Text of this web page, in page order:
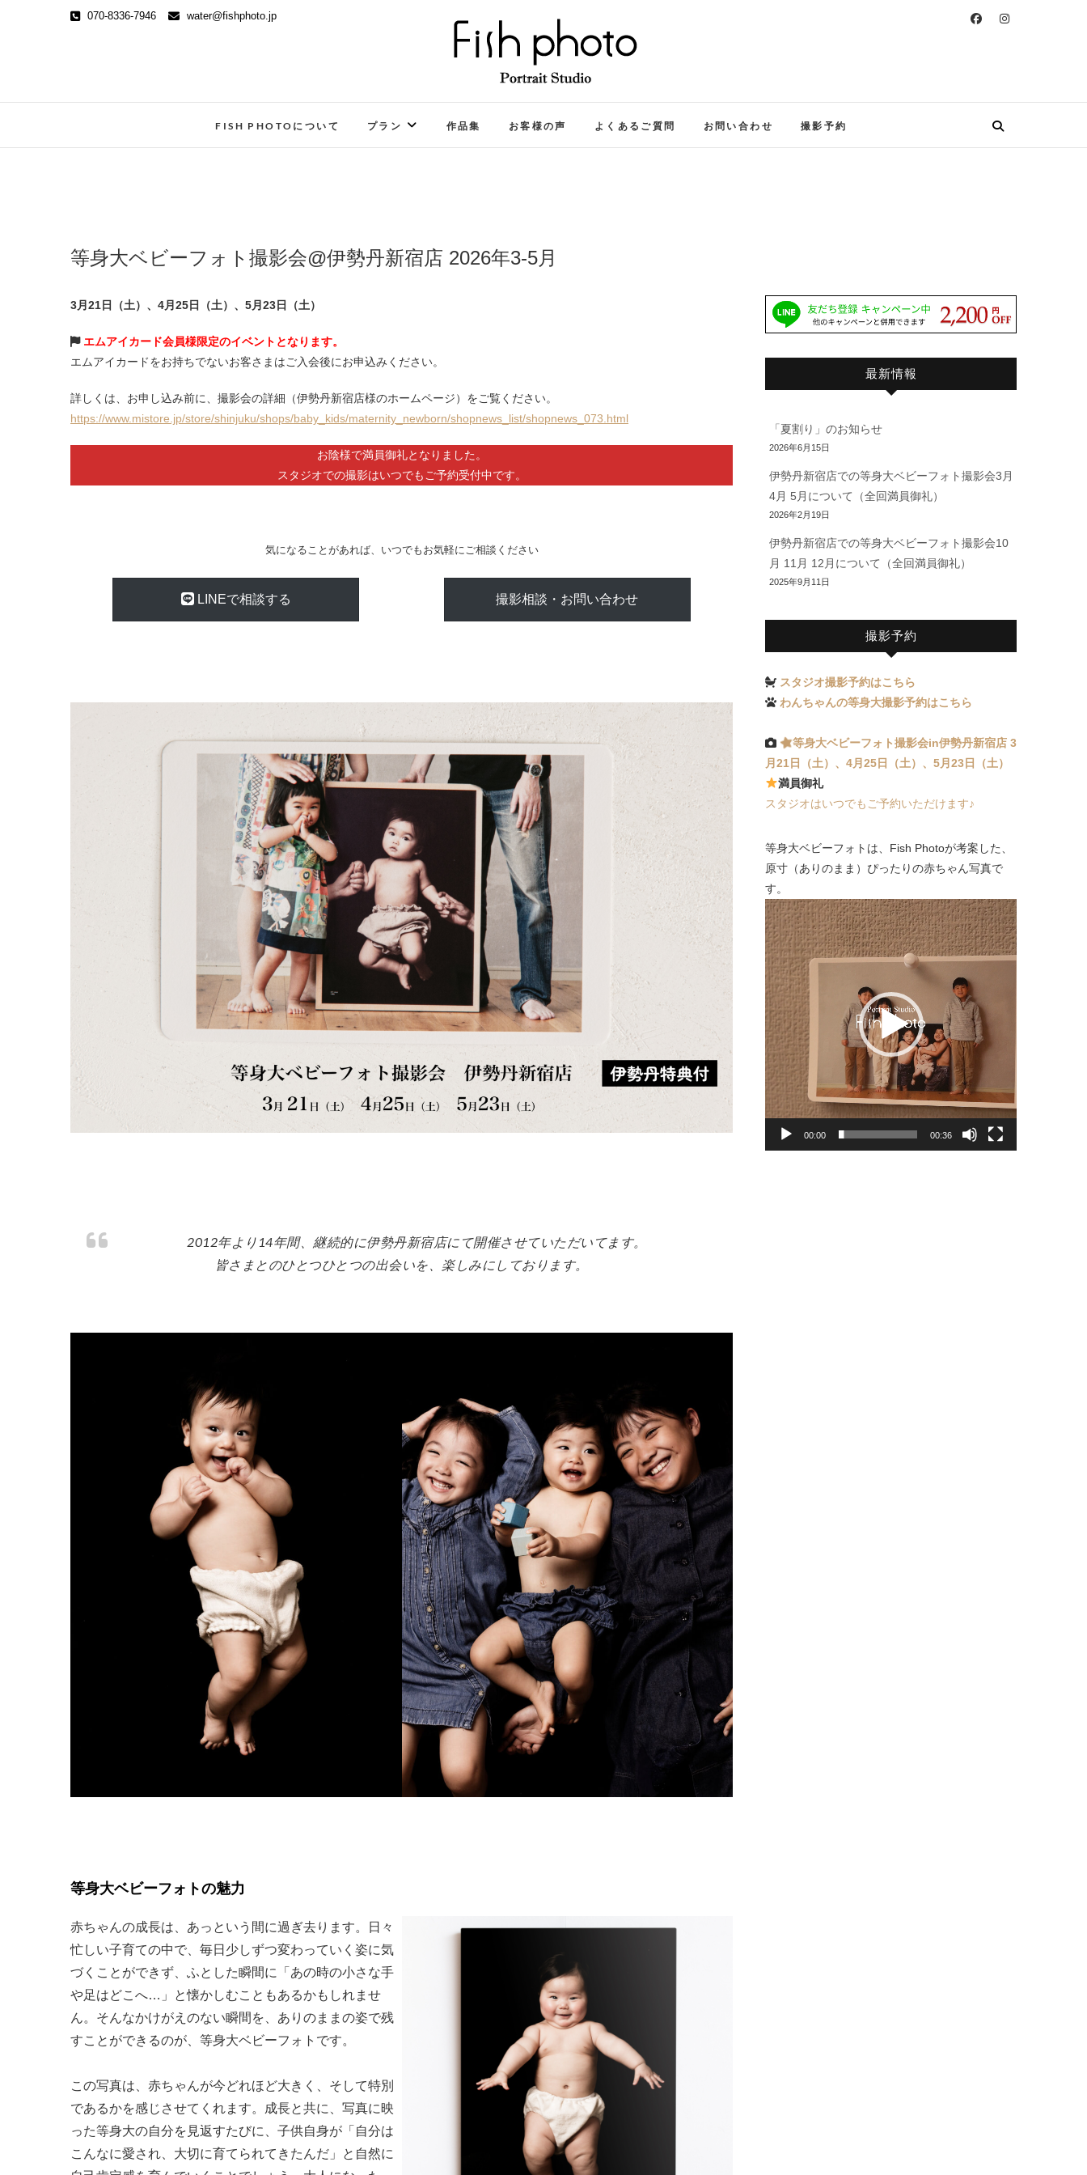
070-8336-7946 water@fishphoto.jp
FISH PHOTO フィッシュフォト
FISH PHOTOについて プラン 作品集 お客様の声 よくあるご質問 お問い合わせ 撮影予約
等身大ベビーフォト撮影会@伊勢丹新宿店 2026年3-5月
3月21日（土）、4月25日（土）、5月23日（土）
エムアイカード会員様限定のイベントとなります。
エムアイカードをお持ちでないお客さまはご入会後にお申込みください。
詳しくは、お申し込み前に、撮影会の詳細（伊勢丹新宿店様のホームページ）をご覧ください。
https://www.mistore.jp/store/shinjuku/shops/baby_kids/maternity_newborn/shopnews_list/shopnews_073.html
お陰様で満員御礼となりました。
スタジオでの撮影はいつでもご予約受付中です。
気になることがあれば、いつでもお気軽にご相談ください
LINEで相談する 撮影相談・お問い合わせ
2012年より14年間、継続的に伊勢丹新宿店にて開催させていただいてます。
皆さまとのひとつひとつの出会いを、楽しみにしております。
等身大ベビーフォトの魅力
赤ちゃんの成長は、あっという間に過ぎ去ります。日々
忙しい子育ての中で、毎日少しずつ変わっていく姿に気
づくことができず、ふとした瞬間に「あの時の小さな手
や足はどこへ…」と懐かしむこともあるかもしれませ
ん。そんなかけがえのない瞬間を、ありのままの姿で残
すことができるのが、等身大ベビーフォトです。
この写真は、赤ちゃんが今どれほど大きく、そして特別
であるかを感じさせてくれます。成長と共に、写真に映
った等身大の自分を見返すたびに、子供自身が「自分は
こんなに愛され、大切に育てられてきたんだ」と自然に
最新情報
「夏割り」のお知らせ
2026年6月15日
伊勢丹新宿店での等身大ベビーフォト撮影会3月
4月 5月について（全回満員御礼）
2026年2月19日
伊勢丹新宿店での等身大ベビーフォト撮影会10
月 11月 12月について（全回満員御礼）
2025年9月11日
撮影予約
スタジオ撮影予約はこちら
わんちゃんの等身大撮影予約はこちら
等身大ベビーフォト撮影会in伊勢丹新宿店 3
月21日（土）、4月25日（土）、5月23日（土）
満員御礼
スタジオはいつでもご予約いただけます♪
等身大ベビーフォトは、Fish Photoが考案した、
原寸（ありのまま）ぴったりの赤ちゃん写真で
す。
動
画
プ
レ
ー
ヤ
ー
00:00 00:36